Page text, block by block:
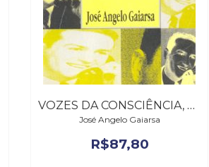
VOZES DA CONSCIÊNCIA, AS
José Angelo Gaiarsa
R$87,80